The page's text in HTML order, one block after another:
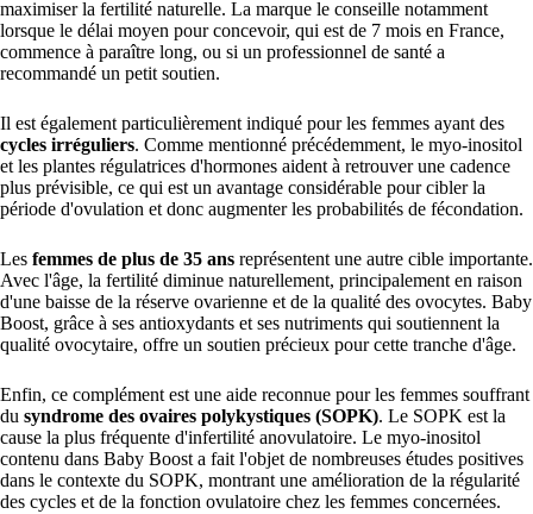
maximiser la fertilité naturelle. La marque le conseille notamment
lorsque le délai moyen pour concevoir, qui est de 7 mois en France,
commence à paraître long, ou si un professionnel de santé a
recommandé un petit soutien.
Il est également particulièrement indiqué pour les femmes ayant des
cycles irréguliers. Comme mentionné précédemment, le myo-inositol
et les plantes régulatrices d'hormones aident à retrouver une cadence
plus prévisible, ce qui est un avantage considérable pour cibler la
période d'ovulation et donc augmenter les probabilités de fécondation.
Les femmes de plus de 35 ans représentent une autre cible importante.
Avec l'âge, la fertilité diminue naturellement, principalement en raison
d'une baisse de la réserve ovarienne et de la qualité des ovocytes. Baby
Boost, grâce à ses antioxydants et ses nutriments qui soutiennent la
qualité ovocytaire, offre un soutien précieux pour cette tranche d'âge.
Enfin, ce complément est une aide reconnue pour les femmes souffrant
du syndrome des ovaires polykystiques (SOPK). Le SOPK est la
cause la plus fréquente d'infertilité anovulatoire. Le myo-inositol
contenu dans Baby Boost a fait l'objet de nombreuses études positives
dans le contexte du SOPK, montrant une amélioration de la régularité
des cycles et de la fonction ovulatoire chez les femmes concernées.